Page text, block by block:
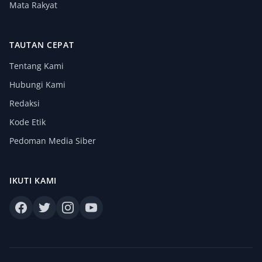
Mata Rakyat
TAUTAN CEPAT
Tentang Kami
Hubungi Kami
Redaksi
Kode Etik
Pedoman Media Siber
IKUTI KAMI